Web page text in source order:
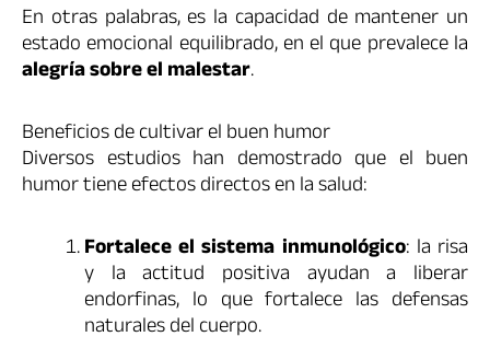
En otras palabras, es la capacidad de mantener un
estado emocional equilibrado, en el que prevalece la
alegría sobre el malestar.
Beneficios de cultivar el buen humor
Diversos estudios han demostrado que el buen
humor tiene efectos directos en la salud:
Fortalece el sistema inmunológico: la risa
y la actitud positiva ayudan a liberar
endorfinas, lo que fortalece las defensas
naturales del cuerpo.